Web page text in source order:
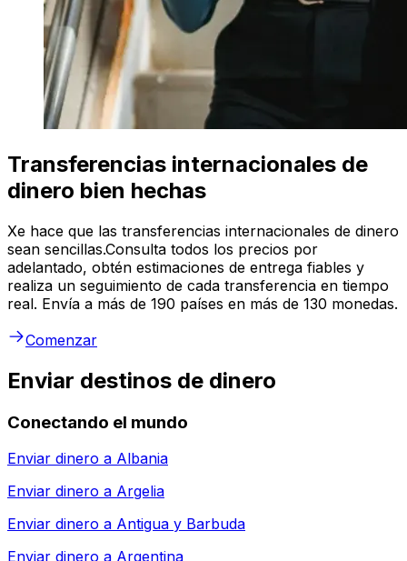
Transferencias internacionales de
dinero bien hechas
Xe hace que las transferencias internacionales de dinero
sean sencillas.Consulta todos los precios por
adelantado, obtén estimaciones de entrega fiables y
realiza un seguimiento de cada transferencia en tiempo
real. Envía a más de 190 países en más de 130 monedas.
Comenzar
Enviar destinos de dinero
Conectando el mundo
Enviar dinero a Albania
Enviar dinero a Argelia
Enviar dinero a Antigua y Barbuda
Enviar dinero a Argentina